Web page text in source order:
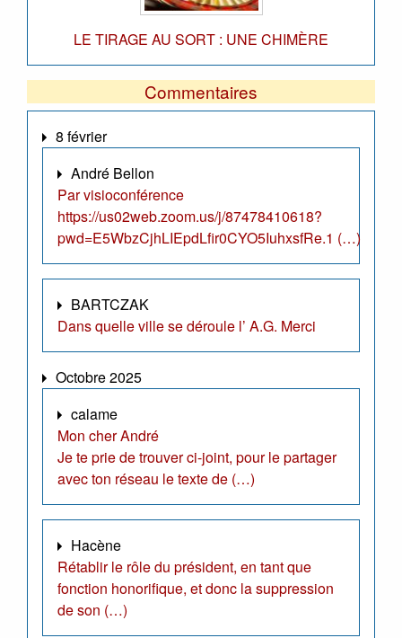
LE TIRAGE AU SORT : UNE CHIMÈRE
Commentaires
8 février
André Bellon
Par visioconférence
https://us02web.zoom.us/j/87478410618?
pwd=E5WbzCjhLIEpdLfir0CYO5IuhxsfRe.1 (…)
BARTCZAK
Dans quelle ville se déroule l’ A.G. Merci
Octobre 2025
calame
Mon cher André
Je te prie de trouver ci-joint, pour le partager
avec ton réseau le texte de (…)
Hacène
Rétablir le rôle du président, en tant que
fonction honorifique, et donc la suppression
de son (…)